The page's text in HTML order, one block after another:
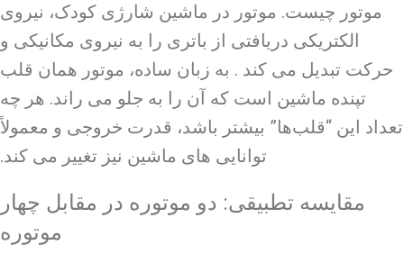
موتور چیست. موتور در ماشین شارژی کودک، نیروی
الکتریکی دریافتی از باتری را به نیروی مکانیکی و
حرکت تبدیل می کند . به زبان ساده، موتور همان قلب
تپنده ماشین است که آن را به جلو می راند. هر چه
تعداد این “قلب‌ها” بیشتر باشد، قدرت خروجی و معمولاً
توانایی های ماشین نیز تغییر می کند.
مقایسه تطبیقی: دو موتوره در مقابل چهار
موتوره